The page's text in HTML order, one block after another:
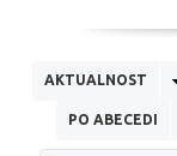
AKTUALNOST
PO ABECEDI